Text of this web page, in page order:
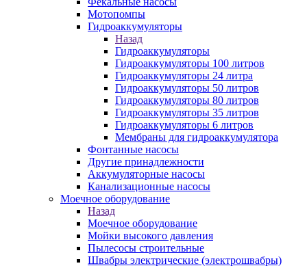
Мотопомпы
Гидроаккумуляторы
Назад
Гидроаккумуляторы
Гидроаккумуляторы 100 литров
Гидроаккумуляторы 24 литра
Гидроаккумуляторы 50 литров
Гидроаккумуляторы 80 литров
Гидроаккумуляторы 35 литров
Гидроаккумуляторы 6 литров
Мембраны для гидроаккумулятора
Фонтанные насосы
Другие принадлежности
Аккумуляторные насосы
Канализационные насосы
Моечное оборудование
Назад
Моечное оборудование
Мойки высокого давления
Пылесосы строительные
Швабры электрические (электрошвабры)